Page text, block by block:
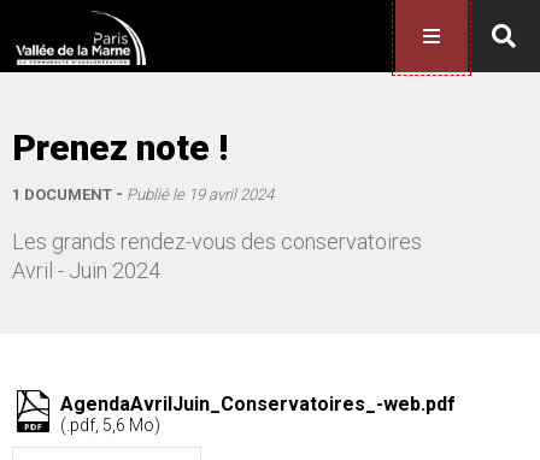
Prenez note !
1 DOCUMENT Publié le19 avril 2024
Les grands rendez-vous des conservatoires
Avril - Juin 2024
AgendaAvrilJuin_Conservatoires_-web.pdf
(.pdf, 5,6 Mo)